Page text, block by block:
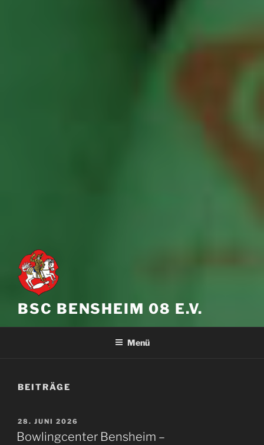
BSC BENSHEIM 08 E.V.
Menü
BEITRÄGE
28. JUNI 2026
Bowlingcenter Bensheim –